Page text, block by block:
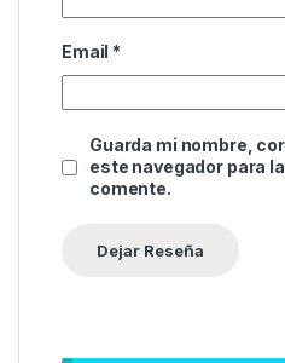
Email *
Guarda mi nombre,
este navegador para
comente.